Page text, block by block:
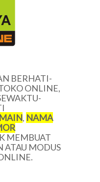
BERHATI-
ONLINE,
, NAMA
MEMBUAT
ATAU MODUS